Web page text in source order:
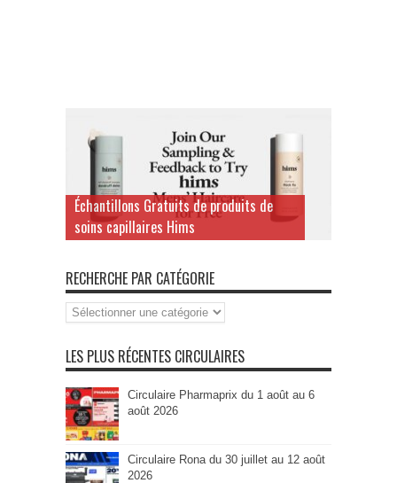
Échantillons Gratuits de produits de
soins capillaires Hims
RECHERCHE PAR CATÉGORIE
Recherche
par
LES PLUS RÉCENTES CIRCULAIRES
Circulaire Pharmaprix du 1 août au 6
août 2026
Circulaire Rona du 30 juillet au 12 août
2026